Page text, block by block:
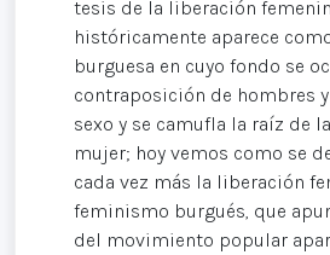
tesis de la liberación
históricamente aparece
burguesa en cuyo fondo se
contraposición de hombres
sexo y se camufla la raíz de
mujer; hoy vemos como se
cada vez más la liberación
feminismo burgués, que
del movimiento popular